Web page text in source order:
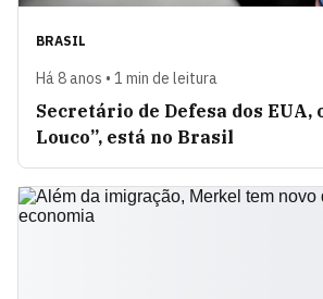
BRASIL
Há 8 anos • 1 min de leitura
Secretário de Defesa dos EUA,
Louco”, está no Brasil